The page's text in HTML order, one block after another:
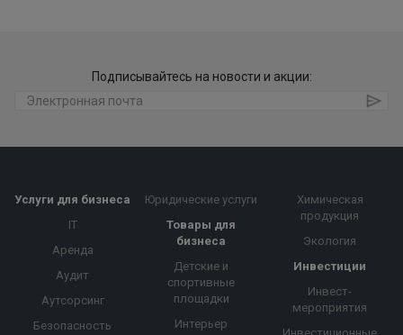
Подписывайтесь на новости и акции:
Услуги для бизнеса
IT
Аренда
Аудит
Аутсорсинг
Безопасность
Юридические услуги
Товары для
бизнеса
Детские и
спортивные
площадки
Интерьер
Химическая
продукция
Экология
Инвестиции
Инвест-
мероприятия